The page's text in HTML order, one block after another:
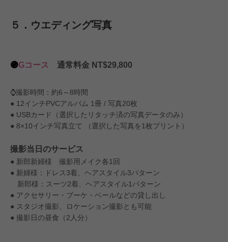
５．ウエディング写真
🟣Gコース 通常料金 NT$29,800
⌚️撮影時間：約6～8時間
● 12インチPVCアルバム 1冊 / 写真20枚
● USBカード（選択したリタッチ済の写真データのみ）
● 8×10インチ写真立て （選択した写真を1枚プリント）
撮影当日のサービス
● 新郎新婦様 撮影用メイク各1回
● 新婦様：ドレス3着、ヘアスタイル3パターン
新郎様：スーツ2着、ヘアスタイル1パターン
● アクセサリー・ブーケ・ベールなどの貸し出し
● スタジオ撮影、ロケーション撮影とも可能
● 撮影日の昼食（2人分）